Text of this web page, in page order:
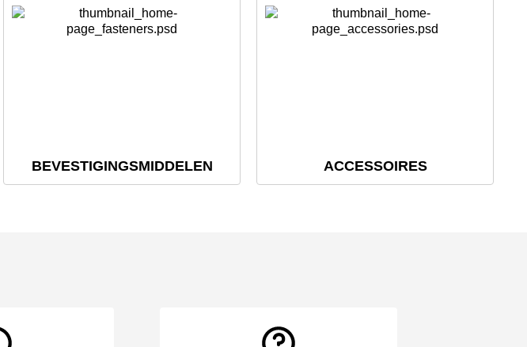
BEVESTIGINGS­MIDDELEN ACCESSOIRES